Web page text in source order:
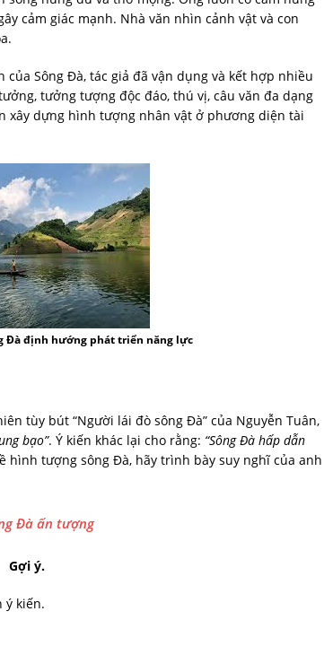
cảm giác mạnh. Nhà văn nhìn cảnh vật và con
Sông Đà, tác giả đã vận dụng và kết hợp nhiều
tưởng tượng độc đáo, thú vị, câu văn đa dạng
dựng hình tượng nhân vật ở phương diện tài
Đà định hướng phát triển năng lực
tùy bút “Người lái đò sông Đà” của Nguyễn Tuân,
bạo”. Ý kiến khác lại cho rằng: “Sông Đà hấp dẫn
hình tượng sông Đà, hãy trình bày suy nghĩ của anh
Đà ấn tượng
Gợi ý.
ý kiến.